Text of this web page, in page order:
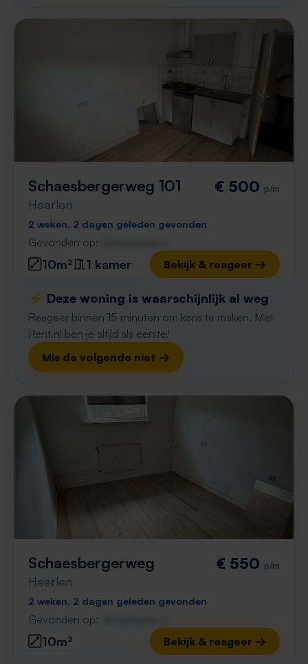
Schaesbergerweg 101
Heerlen
€ 500 p/m
2 weken, 2 dagen geleden gevonden
Gevonden op:
10m² 1 kamer Bekijk & reageer →
⚡️ Deze woning is waarschijnlijk al weg
Reageer binnen 15 minuten om kans te maken. Met
Rent.nl ben je altijd als eerste!
Mis de volgende niet →
Schaesbergerweg
Heerlen
€ 550 p/m
2 weken, 2 dagen geleden gevonden
Gevonden op:
10m² Bekijk & reageer →